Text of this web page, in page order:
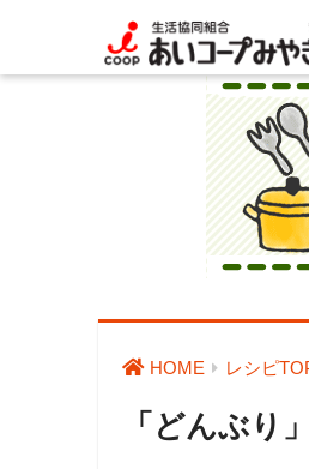
HOME レシピ
「どんぶり